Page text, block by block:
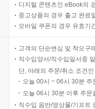
디지털 콘텐츠인 eBook의
중고상품의 경우 출고 완료
모바일 쿠폰의 경우 유효기
고객의 단순변심 및 착오구
직수입양서/직수입일서중
단, 아래의 주문/취소 조건
오늘 00시 ~ 06시 30분
오늘 06시 30분 이후 주
직수입 음반/영상물/기프트